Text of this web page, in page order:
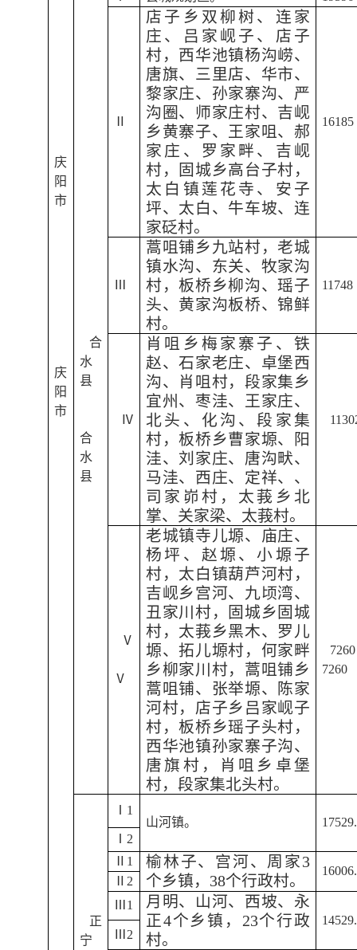
庆
阳
市
庆
阳
市
合
水
县
合
水
县
店子乡双柳树、连家
庄、吕家岘子、店子
村，西华池镇杨沟崂、
唐旗、三里店、华市、
黎家庄、孙家寨沟、严
沟圈、师家庄村、吉岘
乡黄寨子、王家咀、郝
家庄、罗家畔、吉岘
村，固城乡高台子村，
太白镇莲花寺、安子
坪、太白、牛车坡、连
家砭村。
16185
蒿咀铺乡九站村，老城
镇水沟、东关、牧家沟
村，板桥乡柳沟、瑶子
头、黄家沟板桥、锦鲜
村。
11748
Ⅳ
肖咀乡梅家寨子、铁
赵、石家老庄、卓堡西
沟、肖咀村，段家集乡
宜州、枣洼、王家庄、
北头、化沟、段家集
村，板桥乡曹家塬、阳
洼、刘家庄、唐沟畎、
马洼、西庄、定祥、、
司家峁村，太莪乡北
掌、关家梁、太莪村。
Ⅴ
Ⅴ
老城镇寺儿塬、庙庄、
杨坪、赵塬、小塬子
村，太白镇葫芦河村，
吉岘乡宫河、九顷湾、
丑家川村，固城乡固城
村，太莪乡黑木、罗儿
塬、拓儿塬村，何家畔
乡柳家川村，蒿咀铺乡
蒿咀铺、张举塬、陈家
河村，店子乡吕家岘子
村，板桥乡瑶子头村，
西华池镇孙家寨子沟、
唐旗村，肖咀乡卓堡
村，段家集北头村。
7260
7260
正
宁
Ⅰ1
山河镇。
Ⅰ2
Ⅱ1
榆林子、宫河、周家3
个乡镇，38个行政村。
Ⅱ2
Ⅲ1
月明、山河、西坡、永
正4个乡镇，23个行政
村。
Ⅲ2